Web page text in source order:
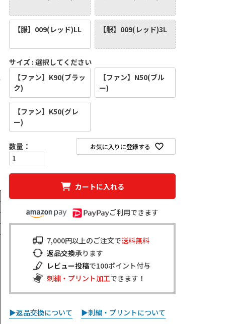
【服】009(レッド)LL 【服】009(レッド)3L
サイズ 選択してください
【ファン】K90(ブラッ
ク)
【ファン】N50(ブル
ー)
【ファン】K50(グレ
ー)
お気に入りに登録する
カートに入れる
ご利用できます
7,000円以上のご注文で送料無料
返品交換承ります
レビュー投稿で100ポイント付与
刺繍・プリント加工できます！
▶返品交換について ▶刺繍・プリントについて